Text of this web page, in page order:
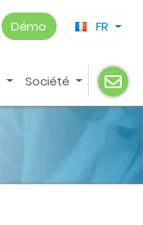
Démo FR
Société